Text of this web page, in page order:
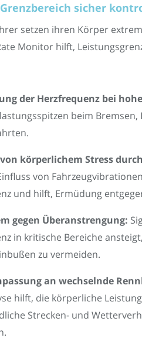
sicher
setzen ihren Körper
Monitor hilft,
der Herzfrequenz bei
beim Bremsen,
körperlichem Stress
von
und hilft, Ermüdung
gegen Überanstrengung:
in kritische Bereiche
zu vermeiden.
an wechselnde
hilft, die körperliche
Strecken- und